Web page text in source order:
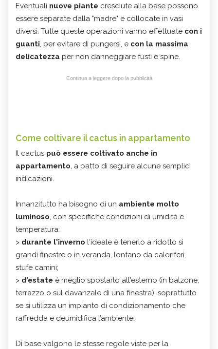
Eventuali nuove piante cresciute alla base possono
essere separate dalla "madre" e collocate in vasi
diversi. Tutte queste operazioni vanno effettuate con i
guanti, per evitare di pungersi, e con la massima
delicatezza per non danneggiare fusti e spine.
Continua a leggere dopo la pubblicità
Come coltivare il cactus in appartamento
Il cactus può essere coltivato anche in
appartamento, a patto di seguire alcune semplici
indicazioni.
Innanzitutto ha bisogno di un ambiente molto
luminoso, con specifiche condizioni di umidità e
temperatura:
> durante l'inverno l'ideale è tenerlo a ridotto si
grandi finestre o in veranda, lontano da caloriferi,
stufe camini;
> d'estate è meglio spostarlo all'esterno (in balzone,
terrazzo o sul davanzale di una finestra), soprattutto
se si utilizza un impianto di condizionamento che
raffredda e deumidifica l’ambiente.
Di base valgono le stesse regole viste per la